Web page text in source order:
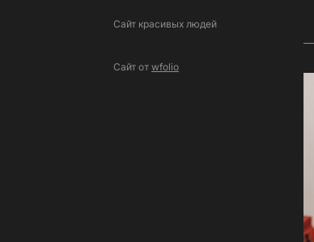
Сайт красивых людей
Сайт от wfolio